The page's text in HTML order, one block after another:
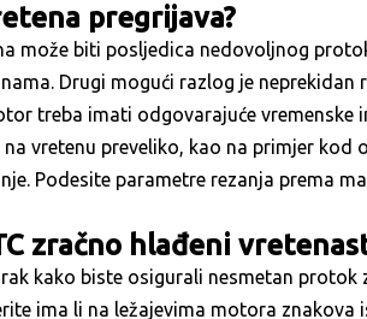
pregrijava?
može biti posljedica nedovoljnog
Drugi mogući razlog je
treba imati odgovarajuće vremenske
na vretenu preveliko, kao na primjer
Podesite parametre rezanja prema
zračno hlađeni
kako biste osigurali nesmetan
ima li na ležajevima motora znakova